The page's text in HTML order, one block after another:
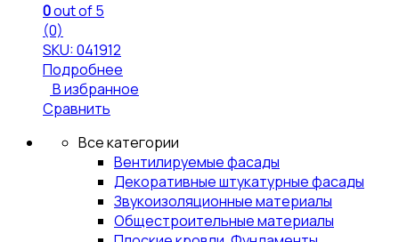
0out of 5
(0)
SKU: 041912
Подробнее
В избранное
Сравнить
Все категории
Вентилируемые фасады
Декоративные штукатурные фасады
Звукоизоляционные материалы
Общестроительные материалы